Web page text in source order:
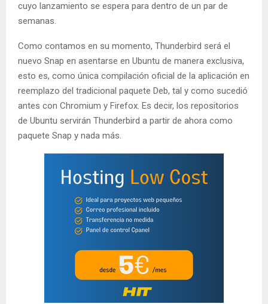
cuyo lanzamiento se espera para dentro de un par de
semanas.
Como contamos en su momento, Thunderbird será el
nuevo Snap en asentarse en Ubuntu de manera exclusiva,
esto es, como única compilación oficial de la aplicación en
reemplazo del tradicional paquete Deb, tal y como sucedió
antes con Chromium y Firefox. Es decir, los repositorios
de Ubuntu servirán Thunderbird a partir de ahora como
paquete Snap y nada más.